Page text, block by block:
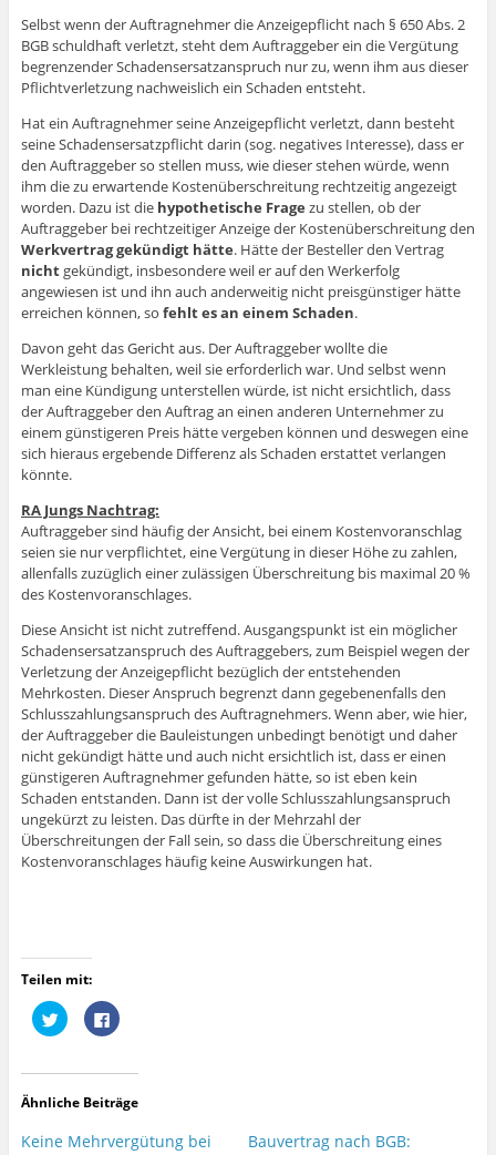
Selbst wenn der Auftragnehmer die Anzeigepflicht nach § 650 Abs. 2
BGB schuldhaft verletzt, steht dem Auftraggeber ein die Vergütung
begrenzender Schadensersatzanspruch nur zu, wenn ihm aus dieser
Pflichtverletzung nachweislich ein Schaden entsteht.
Hat ein Auftragnehmer seine Anzeigepflicht verletzt, dann besteht
seine Schadensersatzpflicht darin (sog. negatives Interesse), dass er
den Auftraggeber so stellen muss, wie dieser stehen würde, wenn
ihm die zu erwartende Kostenüberschreitung rechtzeitig angezeigt
worden. Dazu ist die hypothetische Frage zu stellen, ob der
Auftraggeber bei rechtzeitiger Anzeige der Kostenüberschreitung den
Werkvertrag gekündigt hätte. Hätte der Besteller den Vertrag
nichtgekündigt, insbesondere weil er auf den Werkerfolg
angewiesen ist und ihn auch anderweitig nicht preisgünstiger hätte
erreichen können, so fehlt es an einem Schaden.
Davon geht das Gericht aus. Der Auftraggeber wollte die
Werkleistung behalten, weil sie erforderlich war. Und selbst wenn
man eine Kündigung unterstellen würde, ist nicht ersichtlich, dass
der Auftraggeber den Auftrag an einen anderen Unternehmer zu
einem günstigeren Preis hätte vergeben können und deswegen eine
sich hieraus ergebende Differenz als Schaden erstattet verlangen
könnte.
RA Jungs Nachtrag:
Auftraggeber sind häufig der Ansicht, bei einem Kostenvoranschlag
seien sie nur verpflichtet, eine Vergütung in dieser Höhe zu zahlen,
allenfalls zuzüglich einer zulässigen Überschreitung bis maximal 20 %
des Kostenvoranschlages.
Diese Ansicht ist nicht zutreffend. Ausgangspunkt ist ein möglicher
Schadensersatzanspruch des Auftraggebers, zum Beispiel wegen der
Verletzung der Anzeigepflicht bezüglich der entstehenden
Mehrkosten. Dieser Anspruch begrenzt dann gegebenenfalls den
Schlusszahlungsanspruch des Auftragnehmers. Wenn aber, wie hier,
der Auftraggeber die Bauleistungen unbedingt benötigt und daher
nicht gekündigt hätte und auch nicht ersichtlich ist, dass er einen
günstigeren Auftragnehmer gefunden hätte, so ist eben kein
Schaden entstanden. Dann ist der volle Schlusszahlungsanspruch
ungekürzt zu leisten. Das dürfte in der Mehrzahl der
Überschreitungen der Fall sein, so dass die Überschreitung eines
Kostenvoranschlages häufig keine Auswirkungen hat.
Teilen mit:
K
l
u
m
b
e
K
l
u
m
u
f
Ähnliche Beiträge
Keine Mehrvergütung bei
Bauvertrag nach BGB: